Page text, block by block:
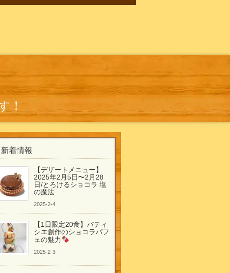
！
新着情報
【デザートメニュー】
2025年2月5日〜2月28
日/とろけるショコラ 塩
の魔法
2025-2-4
【1日限定20食】パティ
シエ創作のショコラパフ
ェの魅力
2025-2-3